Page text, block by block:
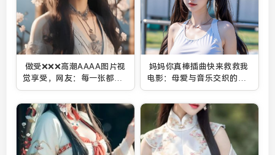
做受❌❌❌高潮AAAA图片视
觉享受，网友：每一张都超
震撼！
妈妈你真棒插曲快来救救我
电影：母爱与音乐交织的感
动时刻！